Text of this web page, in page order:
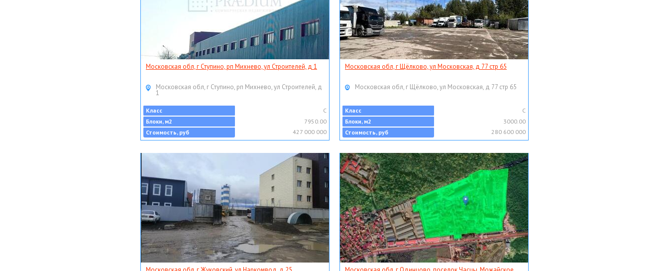
Московская обл, г Ступино, рп Михнево, ул Строителей, д 1
Московская обл, г Ступино, рп Михнево, ул Строителей, д
1
Класс
C
Блоки, м2
7950.00
Стоимость, руб
427 000 000
Московская обл, г Щёлково, ул Московская, д 77 стр 65
Московская обл, г Щёлково, ул Московская, д 77 стр 65
Класс
C
Блоки, м2
3000.00
Стоимость, руб
280 600 000